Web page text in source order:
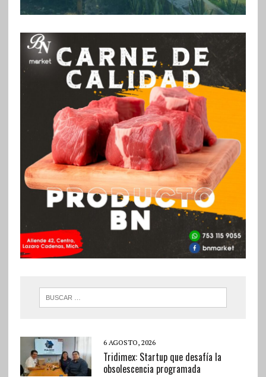
6 AGOSTO, 2026
Tridimex: Startup que desafía la
obsolescencia programada